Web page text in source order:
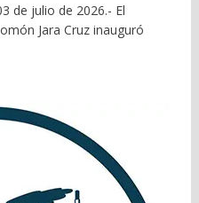
de julio de 2026.- El
Jara Cruz inauguró